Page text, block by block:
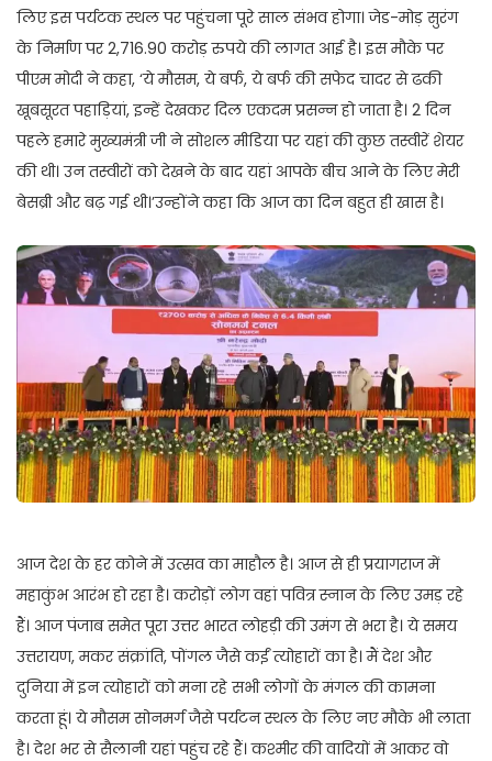
लिए इस पर्यटक स्थल पर पहुंचना पूरे साल संभव होगा। जेड-मोड़ सुरंग
के निर्माण पर 2,716.90 करोड़ रुपये की लागत आई है। इस मौके पर
पीएम मोदी ने कहा, ‘ये मौसम, ये बर्फ, ये बर्फ की सफेद चादर से ढकी
खूबसूरत पहाड़ियां, इन्हें देखकर दिल एकदम प्रसन्न हो जाता है। 2 दिन
पहले हमारे मुख्यमंत्री जी ने सोशल मीडिया पर यहां की कुछ तस्वीरें शेयर
की थी। उन तस्वीरों को देखने के बाद यहां आपके बीच आने के लिए मेरी
बेसब्री और बढ़ गई थी।’उन्होंने कहा कि आज का दिन बहुत ही खास है।
आज देश के हर कोने में उत्सव का माहौल है। आज से ही प्रयागराज में
महाकुंभ आरंभ हो रहा है। करोड़ों लोग वहां पवित्र स्नान के लिए उमड़ रहे
हैं। आज पंजाब समेत पूरा उत्तर भारत लोहड़ी की उमंग से भरा है। ये समय
उत्तरायण, मकर संक्रांति, पोंगल जैसे कईं त्योहारों का है। मैं देश और
दुनिया में इन त्योहारों को मना रहे सभी लोगों के मंगल की कामना
करता हूं। ये मौसम सोनमर्ग जैसे पर्यटन स्थल के लिए नए मौके भी लाता
है। देश भर से सैलानी यहां पहुंच रहे हैं। कश्मीर की वादियों में आकर वो